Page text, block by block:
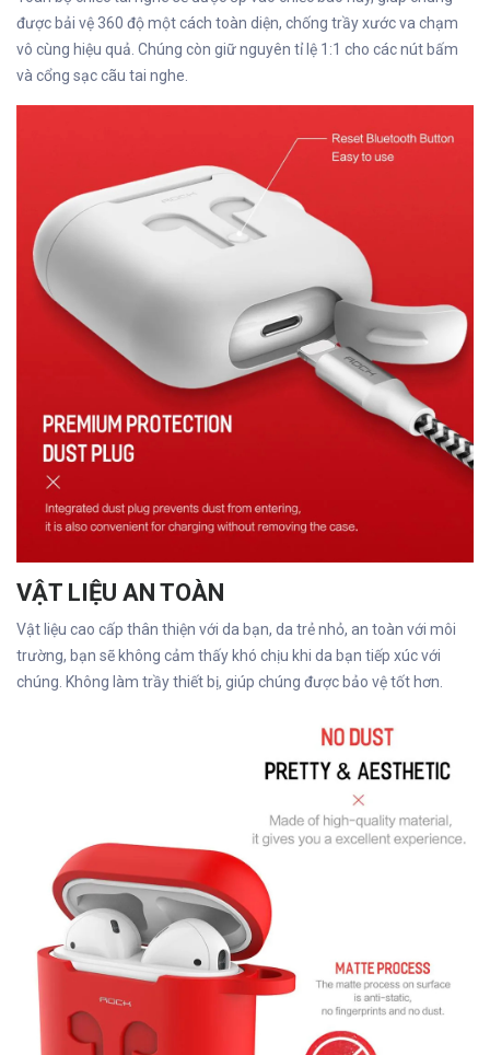
được bải vệ 360 độ một cách toàn diện, chống trầy xước va chạm
vô cùng hiệu quả. Chúng còn giữ nguyên tỉ lệ 1:1 cho các nút bấm
và cổng sạc cãu tai nghe.
VẬT LIỆU AN TOÀN
Vật liệu cao cấp thân thiện với da bạn, da trẻ nhỏ, an toàn với môi
trường, bạn sẽ không cảm thấy khó chịu khi da bạn tiếp xúc với
chúng. Không làm trầy thiết bị, giúp chúng được bảo vệ tốt hơn.